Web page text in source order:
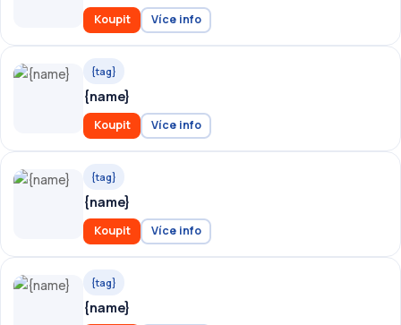
Koupit Více info
{tag}
{name}
Koupit Více info
{tag}
{name}
Koupit Více info
{tag}
{name}